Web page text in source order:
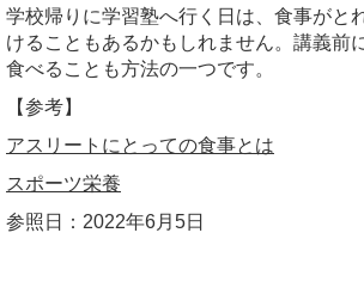
学校帰りに学習塾へ行く日は、食事がと
けることもあるかもしれません。講義前
食べることも方法の一つです。
【参考】
アスリートにとっての食事とは
スポーツ栄養
参照日：2022年6月5日